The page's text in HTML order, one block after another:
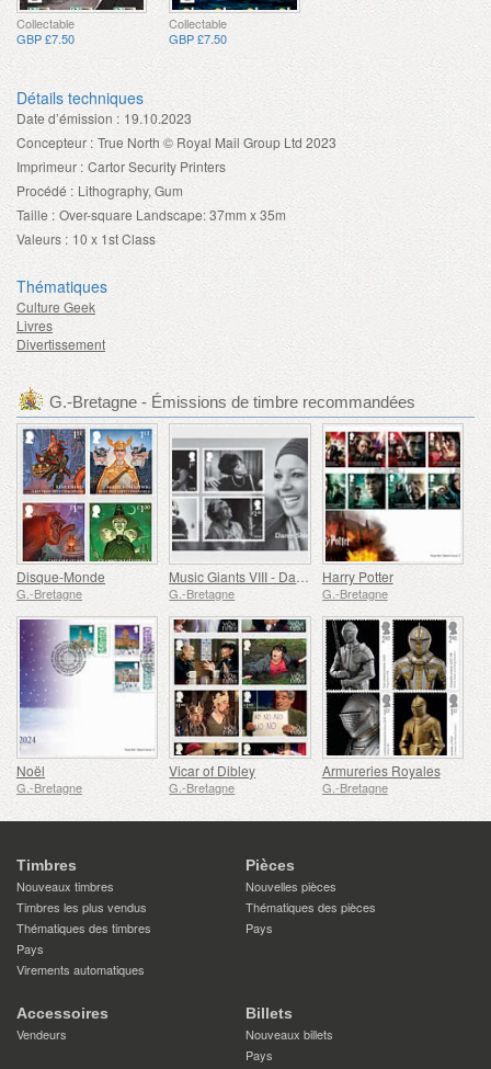
Collectable
GBP £7.50
Collectable
GBP £7.50
Détails techniques
Date d’émission : 19.10.2023
Concepteur : True North © Royal Mail Group Ltd 2023
Imprimeur : Cartor Security Printers
Procédé : Lithography, Gum
Taille : Over-square Landscape: 37mm x 35m
Valeurs : 10 x 1st Class
Thématiques
Culture Geek
Livres
Divertissement
G.-Bretagne - Émissions de timbre recommandées
Disque-Monde
G.-Bretagne
Music Giants VIII - Dame Shirley Bassey
G.-Bretagne
Harry Potter
G.-Bretagne
Noël
G.-Bretagne
Vicar of Dibley
G.-Bretagne
Armureries Royales
G.-Bretagne
Timbres
Nouveaux timbres
Timbres les plus vendus
Thématiques des timbres
Pays
Virements automatiques
Pièces
Nouvelles pièces
Thématiques des pièces
Pays
Accessoires
Vendeurs
Billets
Nouveaux billets
Pays